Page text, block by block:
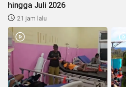
hingga Juli 2026
21 jam lalu